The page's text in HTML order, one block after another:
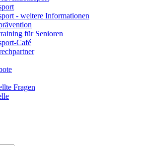
- weitere Informationen
für Senioren
Café
Fragen